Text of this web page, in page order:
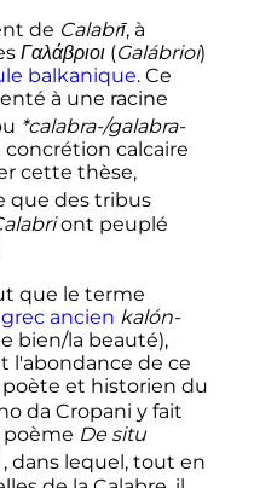
de Calabrī, à
Γαλάβριοι(Galábrioi)
balkanique. Ce
à une racine
*calabra-/galabra-
concrétion calcaire
cette thèse,
que des tribus
ont peuplé
que le terme
grec ancien kalón-
bien/la beauté),
l'abondance de ce
et historien du
da Cropani y fait
poème De situ
, dans lequel, tout en